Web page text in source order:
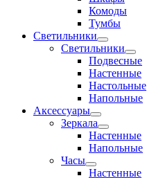
Комоды
Тумбы
Светильники
Светильники
Подвесные
Настенные
Настольные
Напольные
Аксессуары
Зеркала
Настенные
Напольные
Часы
Настенные